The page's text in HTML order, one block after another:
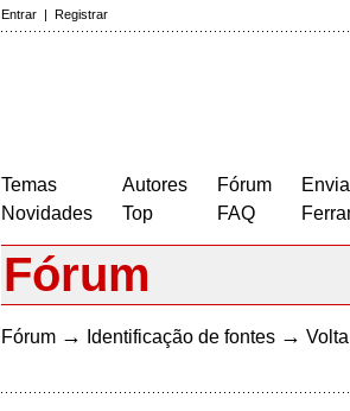
Entrar | Registrar
Temas
Novidades
Autores
Top
Fórum
FAQ
Fórum
Fórum → Identificação de fontes →